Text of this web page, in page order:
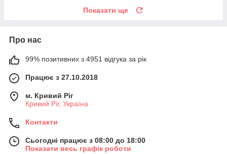
Показати ще
Про нас
99% позитивних з 4951 відгука за рік
Працює з 27.10.2018
м. Кривий Ріг
Кривий Ріг, Україна
Контакти
Сьогодні працює з 08:00 до 18:00
Показати весь графік роботи